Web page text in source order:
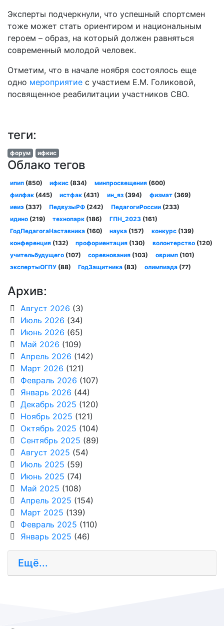
Эксперты подчеркнули, что успешный спортсмен
тоже может стать ориентиром и национальным
героем – образ, на который должен равняться
современный молодой человек.
Отметим, что в начале ноября состоялось еще
одно мероприятие с участием Е.М. Голиковой,
посвященное реабилитации участников СВО.
теги:
форум ифкис
Облако тегов
ипип(850) ифкис (834) минпросвещения(600)
филфак(445) истфак (431) ин_яз(394) физмат(369)
иеиэ(337) ПедвузыРФ (242) ПедагогиРоссии(233)
идино(219) технопарк (186) ГПН_2023(161)
ГодПедагогаНаставника(160) наука (157) конкурс(139)
конференция(132) профориентация (130) волонтерство(120)
учительбудущего(107) соревнования (103) овримп(101)
экспертыОГПУ(88) ГодЗащитника (83) олимпиада(77)
Архив:
Август 2026 (3)
Июль 2026 (34)
Июнь 2026 (65)
Май 2026 (109)
Апрель 2026 (142)
Март 2026 (121)
Февраль 2026 (107)
Январь 2026 (44)
Декабрь 2025 (120)
Ноябрь 2025 (121)
Октябрь 2025 (104)
Сентябрь 2025 (89)
Август 2025 (54)
Июль 2025 (59)
Июнь 2025 (74)
Май 2025 (108)
Апрель 2025 (154)
Март 2025 (139)
Февраль 2025 (110)
Январь 2025 (46)
Ещё...